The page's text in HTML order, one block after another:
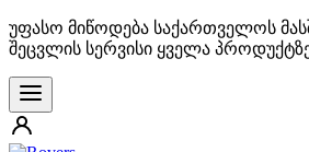
უფასო მიწოდება საქართველოს
შეცვლის სერვისი ყველა